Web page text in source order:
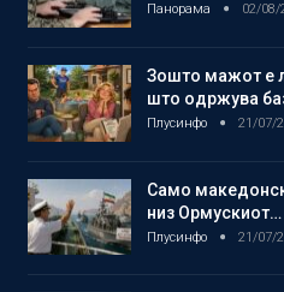
Панорама 02/08/
Зошто мажот е
што одржува
Плусинфо 21/07/
Само
низ Ормускиот…
Плусинфо 21/07/